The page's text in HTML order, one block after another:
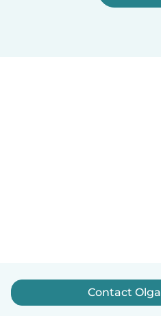
Contact Olga